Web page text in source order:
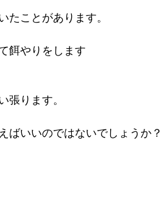
たことがあります。
餌やりをします
張ります。
ばいいのではないでしょうか？